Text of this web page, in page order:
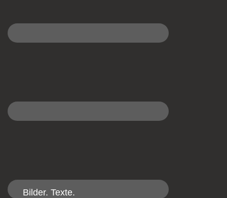
Bilder. Texte.